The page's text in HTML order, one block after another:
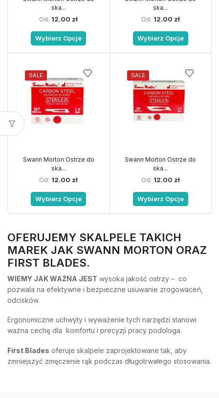
ska...
Od: 12.00 zł
Wybierz Opcje
ska...
Od: 12.00 zł
Wybierz Opcje
SALE
Swann Morton Ostrze do
ska...
Od: 12.00 zł
Wybierz Opcje
SALE
Swann Morton Ostrze do
ska...
Od: 12.00 zł
Wybierz Opcje
OFERUJEMY SKALPELE TAKICH
MAREK JAK SWANN MORTON ORAZ
FIRST BLADES.
WIEMY JAK WAŻNA JEST wysoka jakość ostrzy – co
pozwala na efektywne i bezpieczne usuwanie zrogowaceń,
odcisków.
Ergonomiczne uchwyty i wyważenie tych narzędzi stanowi
ważna cechę dla komfortu i precyzji pracy podologa.
First Blades oferuje skalpele zaprojektowane tak, aby
zmniejszyć zmęczenie rąk podczas długotrwałego stosowania.